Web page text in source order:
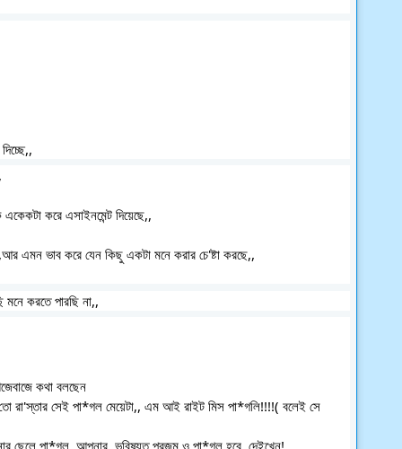
করে এসাইনমেন্ট দিয়েছে,,
এমন ভাব করে যেন কিছু একটা মনে করার চে'ষ্টা করছে,,
করতে পারছি না,,
কথা বলছেন
সেই পা*গল মেয়েটা,, এম আই রাইট মিস পা*গলি!!!!( বলেই সে